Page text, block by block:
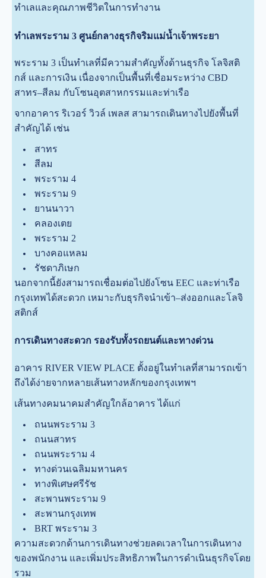
ทำเลและคุณภาพชีวิตในการทำงาน
ทำเลพระราม 3 ศูนย์กลางธุรกิจริมแม่น้ำเจ้าพระยา
พระราม 3 เป็นทำเลที่มีความสำคัญทั้งด้านธุรกิจ โลจิสติ
กส์ และการเงิน เนื่องจากเป็นพื้นที่เชื่อมระหว่าง CBD
สาทร–สีลม กับโซนอุตสาหกรรมและท่าเรือ
จากอาคาร ริเวอร์ วิวล์ เพลส สามารถเดินทางไปยังพื้นที่
สำคัญได้ เช่น
สาทร
สีลม
พระราม 4
พระราม 9
ยานนาวา
คลองเตย
พระราม 2
บางคอแหลม
รัชดาภิเษก
นอกจากนี้ยังสามารถเชื่อมต่อไปยังโซน EEC และท่าเรือ
กรุงเทพได้สะดวก เหมาะกับธุรกิจนำเข้า–ส่งออกและโลจิ
สติกส์
การเดินทางสะดวก รองรับทั้งรถยนต์และทางด่วน
อาคาร RIVER VIEW PLACE ตั้งอยู่ในทำเลที่สามารถเข้า
ถึงได้ง่ายจากหลายเส้นทางหลักของกรุงเทพฯ
เส้นทางคมนาคมสำคัญใกล้อาคาร ได้แก่
ถนนพระราม 3
ถนนสาทร
ถนนพระราม 4
ทางด่วนเฉลิมมหานคร
ทางพิเศษศรีรัช
สะพานพระราม 9
สะพานกรุงเทพ
BRT พระราม 3
ความสะดวกด้านการเดินทางช่วยลดเวลาในการเดินทาง
ของพนักงาน และเพิ่มประสิทธิภาพในการดำเนินธุรกิจโดย
รวม